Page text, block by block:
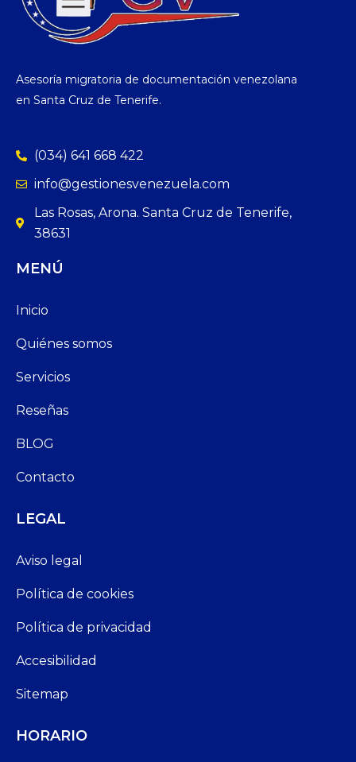
Asesoría migratoria de documentación venezolana
en Santa Cruz de Tenerife.
(034) 641 668 422
info@gestionesvenezuela.com
Las Rosas, Arona. Santa Cruz de Tenerife,
38631
MENÚ
Inicio
Quiénes somos
Servicios
Reseñas
BLOG
Contacto
LEGAL
Aviso legal
Política de cookies
Política de privacidad
Accesibilidad
Sitemap
HORARIO